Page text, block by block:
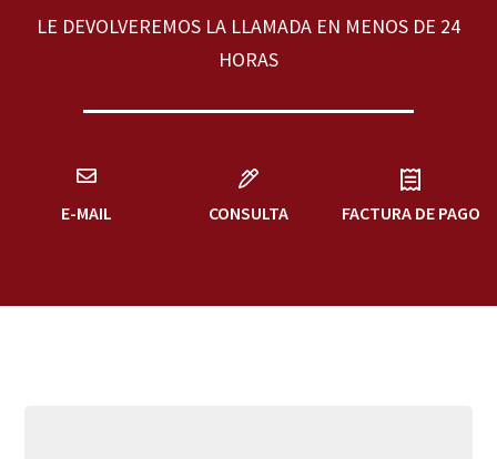
LE DEVOLVEREMOS LA LLAMADA EN MENOS DE 24
HORAS
E-MAIL CONSULTA FACTURA DE PAGO